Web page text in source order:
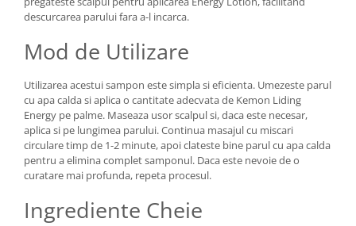
descurcarea parului fara a-l incarca.
Mod de Utilizare
Utilizarea acestui sampon este simpla si eficienta. Umezeste parul
cu apa calda si aplica o cantitate adecvata de Kemon Liding
Energy pe palme. Maseaza usor scalpul si, daca este necesar,
aplica si pe lungimea parului. Continua masajul cu miscari
circulare timp de 1-2 minute, apoi clateste bine parul cu apa calda
pentru a elimina complet samponul. Daca este nevoie de o
curatare mai profunda, repeta procesul.
Ingrediente Cheie